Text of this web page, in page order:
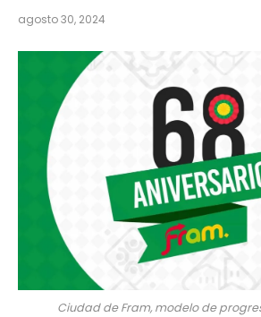
agosto 30, 2024
Ciudad de Fram, modelo de